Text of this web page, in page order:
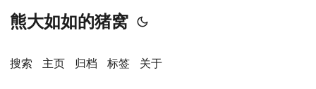
熊大如如的猪窝
搜索 主页 ️归档 标签 关于